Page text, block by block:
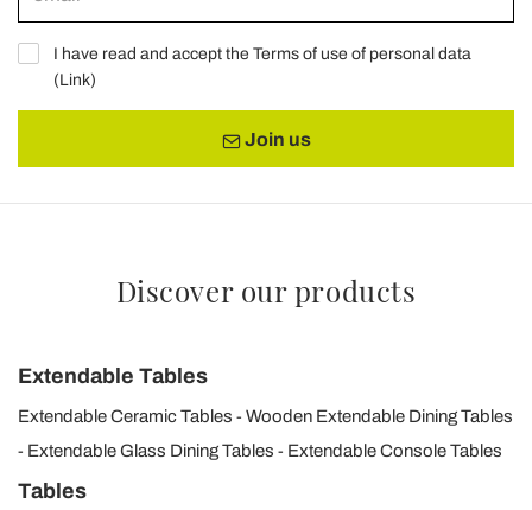
I have read and accept the Terms of use of personal data
(Link)
Join us
Discover our products
Extendable Tables
Extendable Ceramic Tables
Wooden Extendable Dining Tables
Extendable Glass Dining Tables
Extendable Console Tables
Tables